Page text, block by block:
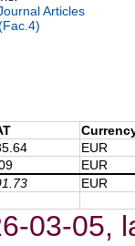
Articles
EUR
EUR
EUR
03-05,